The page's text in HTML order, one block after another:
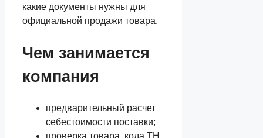
какие документы нужны для
официальной продажи товара.
Чем занимается
компания
предварительный расчет
себестоимости поставки;